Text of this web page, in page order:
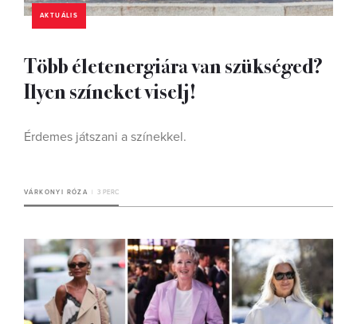
AKTUÁLIS
Több életenergiára van szükséged?
Ilyen színeket viselj!
Érdemes játszani a színekkel.
VÁRKONYI RÓZA 3 PERC